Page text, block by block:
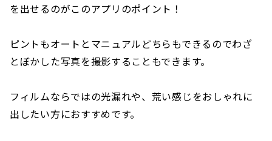
を出せるのがこのアプリのポイント！
ピントもオートとマニュアルどちらもできるのでわざ
とぼかした写真を撮影することもできます。
フィルムならではの光漏れや、荒い感じをおしゃれに
出したい方におすすめです。